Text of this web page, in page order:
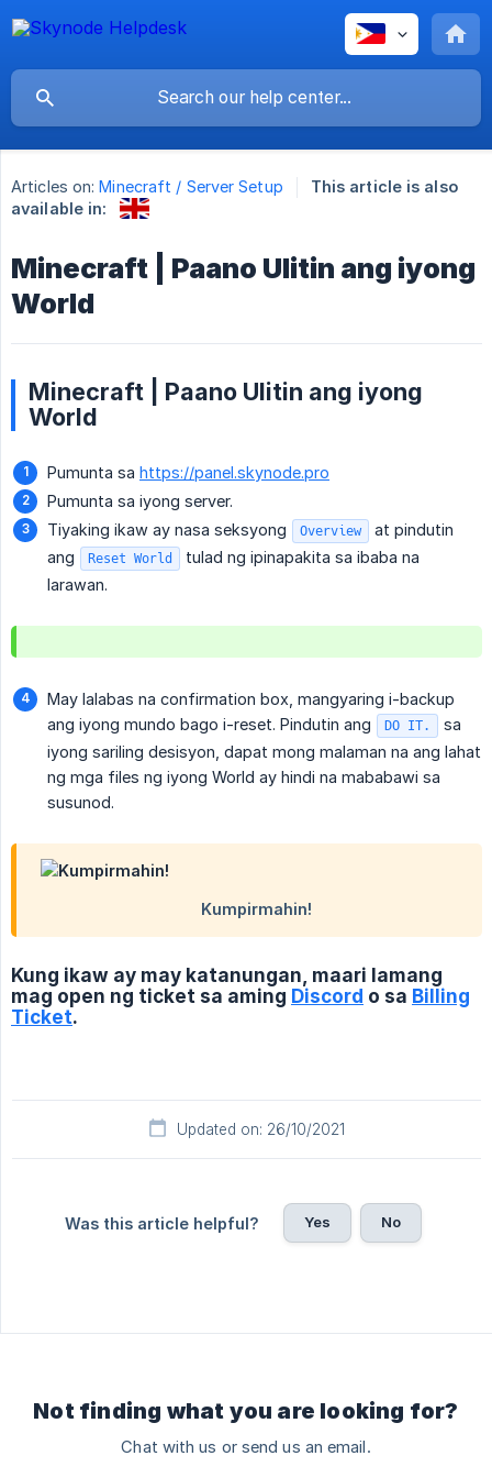
Articles on: Minecraft / Server Setup
This article is also
available in:
Minecraft | Paano Ulitin ang iyong
World
Minecraft | Paano Ulitin ang iyong
World
Pumunta sa https://panel.skynode.pro
Pumunta sa iyong server.
Tiyaking ikaw ay nasa seksyong
Overview
at pindutin
ang
Reset World
tulad ng ipinapakita sa ibaba na
larawan.
May lalabas na confirmation box, mangyaring i-backup
ang iyong mundo bago i-reset. Pindutin ang
DO IT.
sa
iyong sariling desisyon, dapat mong malaman na ang lahat
ng mga files ng iyong World ay hindi na mababawi sa
susunod.
Kung ikaw ay may katanungan, maari lamang
mag open ng ticket sa aming Discord o sa Billing
Ticket.
Updated on: 26/10/2021
Was this article helpful? Yes No
Not finding what you are looking for?
Chat with us or send us an email.